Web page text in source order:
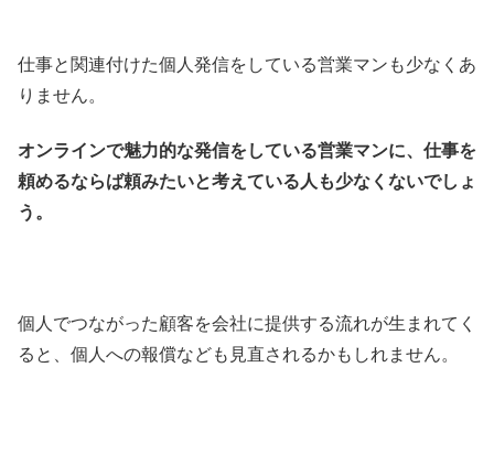
仕事と関連付けた個人発信をしている営業マンも少なくあ
りません。
オンラインで魅力的な発信をしている営業マンに、仕事を
頼めるならば頼みたいと考えている人も少なくないでしょ
う。
個人でつながった顧客を会社に提供する流れが生まれてく
ると、個人への報償なども見直されるかもしれません。